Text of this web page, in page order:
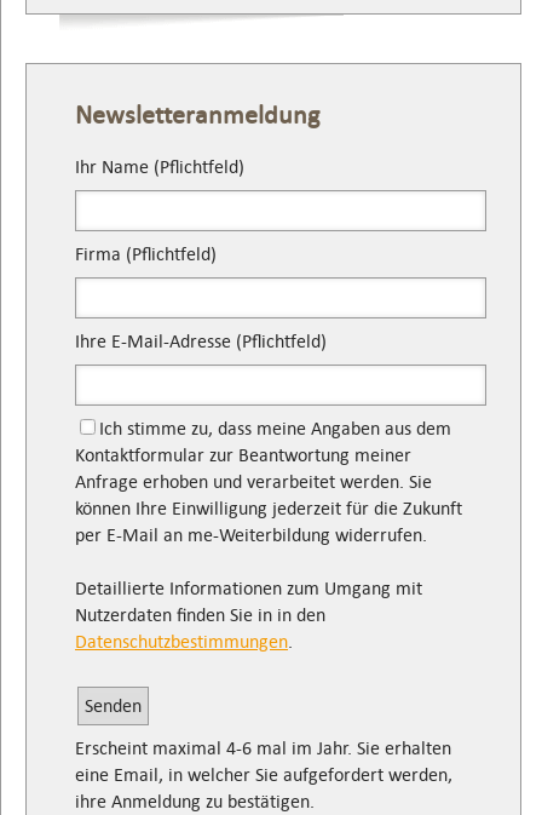
Newsletteranmeldung
Ihr Name (Pflichtfeld)
Firma (Pflichtfeld)
Ihre E-Mail-Adresse (Pflichtfeld)
Ich stimme zu, dass meine Angaben aus dem
Kontaktformular zur Beantwortung meiner
Anfrage erhoben und verarbeitet werden. Sie
können Ihre Einwilligung jederzeit für die Zukunft
per E-Mail an me-Weiterbildung widerrufen.
Detaillierte Informationen zum Umgang mit
Nutzerdaten finden Sie in in den
Datenschutzbestimmungen.
lasse
dieses
Feld
leer.
Erscheint maximal 4-6 mal im Jahr. Sie erhalten
eine Email, in welcher Sie aufgefordert werden,
ihre Anmeldung zu bestätigen.